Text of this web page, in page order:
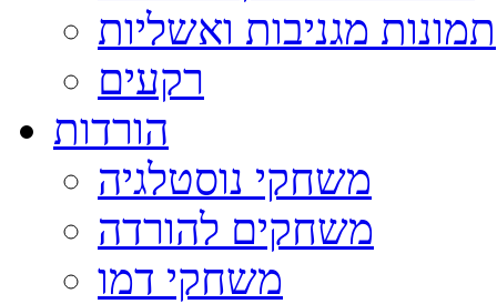
תמונות מגניבות ואשליות
רקעים
הורדות
משחקי נוסטלגיה
משחקים להורדה
משחקי דמו